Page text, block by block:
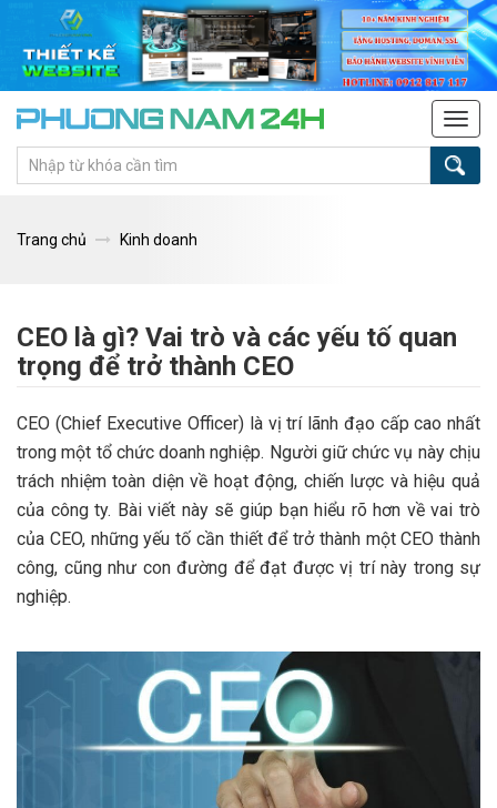
Trang chủ Kinh doanh
CEO là gì? Vai trò và các yếu tố quan
trọng để trở thành CEO
CEO (Chief Executive Officer) là vị trí lãnh đạo cấp cao nhất
trong một tổ chức doanh nghiệp. Người giữ chức vụ này chịu
trách nhiệm toàn diện về hoạt động, chiến lược và hiệu quả
của công ty. Bài viết này sẽ giúp bạn hiểu rõ hơn về vai trò
của CEO, những yếu tố cần thiết để trở thành một CEO thành
công, cũng như con đường để đạt được vị trí này trong sự
nghiệp.